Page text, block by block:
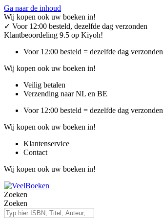
Ga naar de inhoud
Wij kopen ook uw boeken in!
✓ Voor 12:00 besteld, dezelfde dag verzonden
Klantbeoordeling 9.5 op Kiyoh!
Voor 12:00 besteld = dezelfde dag verzonden
Wij kopen ook uw boeken in!
Veilig betalen
Verzending naar NL en BE
Voor 12:00 besteld = dezelfde dag verzonden
Wij kopen ook uw boeken in!
Klantenservice
Contact
Wij kopen ook uw boeken in!
Zoeken
Zoeken